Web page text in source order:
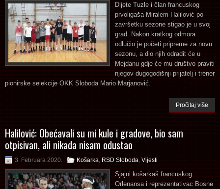
Dijete Tuzle i član francuskog
prvoligaša Miralem Halilović po
završetku sezone stigao je u svoj
grad. Nakon kratkog odmora
odlučio je početi pripreme za novu
sezonu, a dio njih odradit će u
Mejdanu gdje će mu društvo praviti
njegov dugogodišnji prijatelj i trener
pionirske selekcije OKK Sloboda Mario Marjanović.
Pročitaj više
Halilović: Obećavali su mi kule i gradove, bio sam
otpisivan, ali nikada nisam odustao
3. Februara 2020. Košarka RSD Sloboda Vijesti
Sjajni košarkaš francuskog
Orlenansa i reprezentativac Bosne